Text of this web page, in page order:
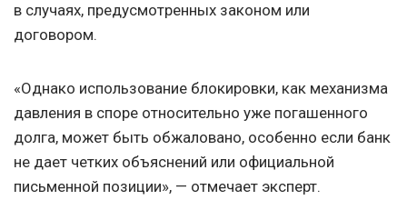
в случаях, предусмотренных законом или
договором.
«Однако использование блокировки, как механизма
давления в споре относительно уже погашенного
долга, может быть обжаловано, особенно если банк
не дает четких объяснений или официальной
письменной позиции», — отмечает эксперт.